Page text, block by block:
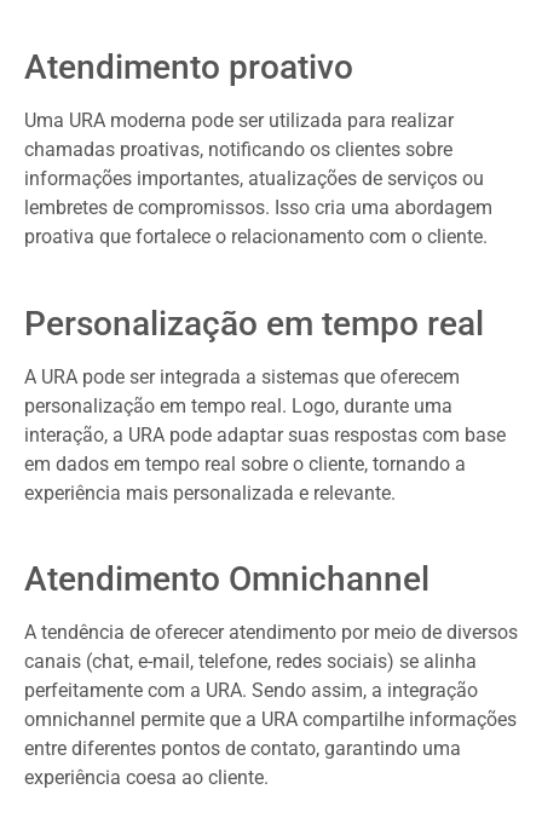
Atendimento proativo
Uma URA moderna pode ser utilizada para realizar
chamadas proativas, notificando os clientes sobre
informações importantes, atualizações de serviços ou
lembretes de compromissos. Isso cria uma abordagem
proativa que fortalece o relacionamento com o cliente.
Personalização em tempo real
A URA pode ser integrada a sistemas que oferecem
personalização em tempo real. Logo, durante uma
interação, a URA pode adaptar suas respostas com base
em dados em tempo real sobre o cliente, tornando a
experiência mais personalizada e relevante.
Atendimento Omnichannel
A tendência de oferecer atendimento por meio de diversos
canais (chat, e-mail, telefone, redes sociais) se alinha
perfeitamente com a URA. Sendo assim, a integração
omnichannel permite que a URA compartilhe informações
entre diferentes pontos de contato, garantindo uma
experiência coesa ao cliente.